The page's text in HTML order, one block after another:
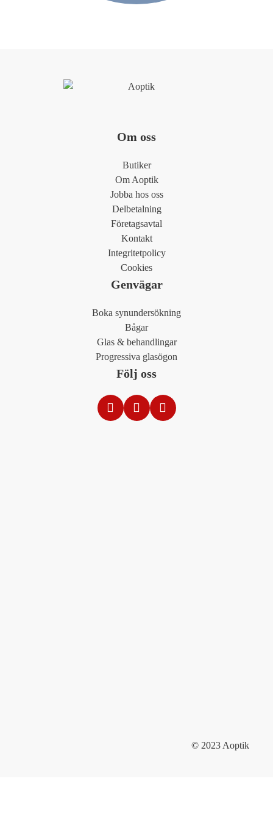
Om oss
Butiker
Om Aoptik
Jobba hos oss
Delbetalning
Företagsavtal
Kontakt
Integritetpolicy
Cookies
Genvägar
Boka synundersökning
Bågar
Glas & behandlingar
Progressiva glasögon
Följ oss
© 2023 Aoptik